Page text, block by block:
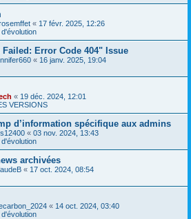
« 17 févr. 2025, 12:26
Error Code 404" Issue
« 16 janv. 2025, 19:04
« 19 déc. 2024, 12:01
VERSIONS
d’information spécifique aux admins
« 03 nov. 2024, 13:43
archivées
« 17 oct. 2024, 08:54
« 14 oct. 2024, 03:40